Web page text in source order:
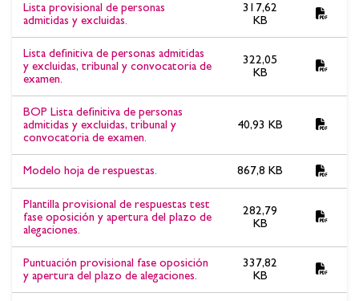
Lista provisional de personas
admitidas y excluidas.
317,62
KB
Lista definitiva de personas admitidas
y excluidas, tribunal y convocatoria de
examen.
322,05
KB
BOP Lista definitiva de personas
admitidas y excluidas, tribunal y
convocatoria de examen.
40,93 KB
Modelo hoja de respuestas. 867,8 KB
Plantilla provisional de respuestas test
fase oposición y apertura del plazo de
alegaciones.
282,79
KB
Puntuación provisional fase oposición
y apertura del plazo de alegaciones.
337,82
KB